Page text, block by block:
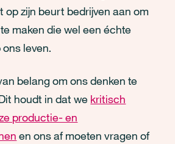
op zijn beurt bedrijven aan om
maken die wel een échte
leven.
belang om ons denken te
houdt in dat we kritisch
productie- en
en ons af moeten vragen of